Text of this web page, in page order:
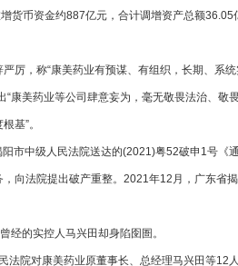
货币资金约887亿元，合计调增资产总额
厉，称“康美药业有预谋、有组织，长期、系
“康美药业等公司肆意妄为，毫无敬畏法治、敬
基”。
市中级人民法院送达的(2021)粤52破申1号《
向法院提出破产重整。2021年12月，广东省
经的实控人马兴田却身陷囹圄。
法院对康美药业原董事长、总经理马兴田等12